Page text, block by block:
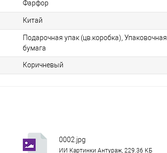
Фарфор
Китай
Подарочная упак (цв.коробка), Упаковочная
бумага
Коричневый
0002.jpg
ИИ Картинки Антураж, 229.36 КБ